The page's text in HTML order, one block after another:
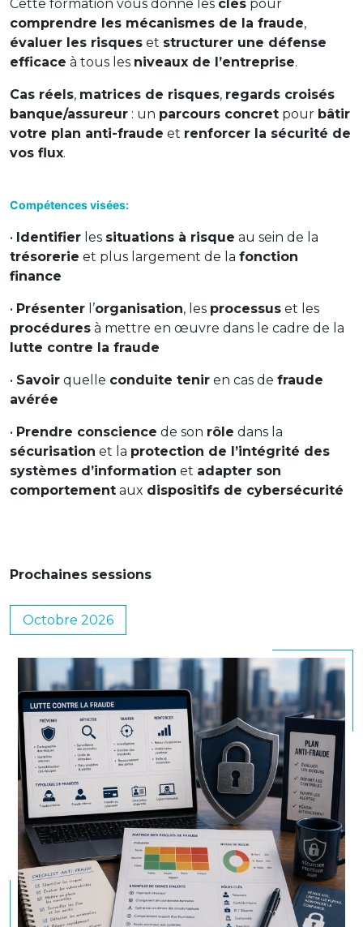
Cette formation vous donne les clés pour
comprendre les mécanismes de la fraude,
évaluer les risques et structurer une défense
efficace à tous les niveaux de l’entreprise.
Cas réels, matrices de risques, regards croisés
banque/assureur : un parcours concret pour bâtir
votre plan anti-fraude et renforcer la sécurité de
vos flux.
Compétences visées:
• Identifier les situations à risque au sein de la
trésorerie et plus largement de la fonction
finance
• Présenter l’organisation, les processus et les
procédures à mettre en œuvre dans le cadre de la
lutte contre la fraude
• Savoir quelle conduite tenir en cas de fraude
avérée
• Prendre conscience de son rôle dans la
sécurisation et la protection de l’intégrité des
systèmes d’information et adapter son
comportement aux dispositifs de cybersécurité
Prochaines sessions
Octobre 2026